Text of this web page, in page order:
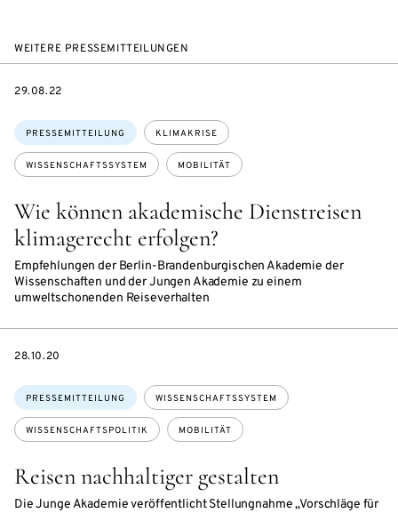
WEITERE PRESSEMITTEILUNGEN
Wie können akademische Dienstreisen
klimagerecht erfolgen?
Empfehlungen der Berlin-Brandenburgischen Akademie der
Wissenschaften und der Jungen Akademie zu einem
umweltschonenden Reiseverhalten
Themen:
PRESSEMITTEILUNG KLIMAKRISE
WISSENSCHAFTSSYSTEM MOBILITÄT
DATE
29.08.22
Reisen nachhaltiger gestalten
Die Junge Akademie veröffentlicht Stellungnahme „Vorschläge für
Themen:
PRESSEMITTEILUNG WISSENSCHAFTSSYSTEM
WISSENSCHAFTSPOLITIK MOBILITÄT
DATE
28.10.20